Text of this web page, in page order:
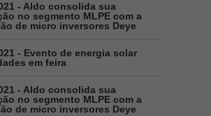
- Aldo consolida sua
no segmento MLPE com a
de micro inversores Deye
- Evento de energia solar
em feira
- Aldo consolida sua
no segmento MLPE com a
de micro inversores Deye